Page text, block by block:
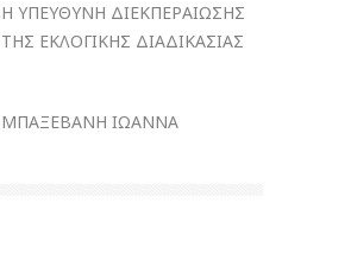
Η ΥΠΕΥΘΥΝΗ ΔΙΕΚΠΕΡΑΙΩΣΗΣ
ΤΗΣ ΕΚΛΟΓΙΚΗΣ ΔΙΑΔΙΚΑΣΙΑΣ
ΜΠΑΞΕΒΑΝΗ ΙΩΑΝΝΑ